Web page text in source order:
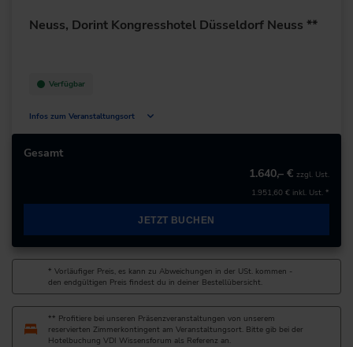
+49 211/6214-201
Neuss, Dorint Kongresshotel Düsseldorf Neuss **
Verfügbar
Infos zum Veranstaltungsort
Selikumer Str. 25
41460 Neuss
+49 2131/262-0
Gesamt
1.640,– € zzgl. Ust.
1.951,60 € inkl. Ust. *
JETZT BUCHEN
* Vorläufiger Preis, es kann zu Abweichungen in der USt. kommen -
den endgültigen Preis findest du in deiner Bestellübersicht.
** Profitiere bei unseren Präsenzveranstaltungen von unserem
reservierten Zimmerkontingent am Veranstaltungsort. Bitte gib bei der
Hotelbuchung VDI Wissensforum als Referenz an.